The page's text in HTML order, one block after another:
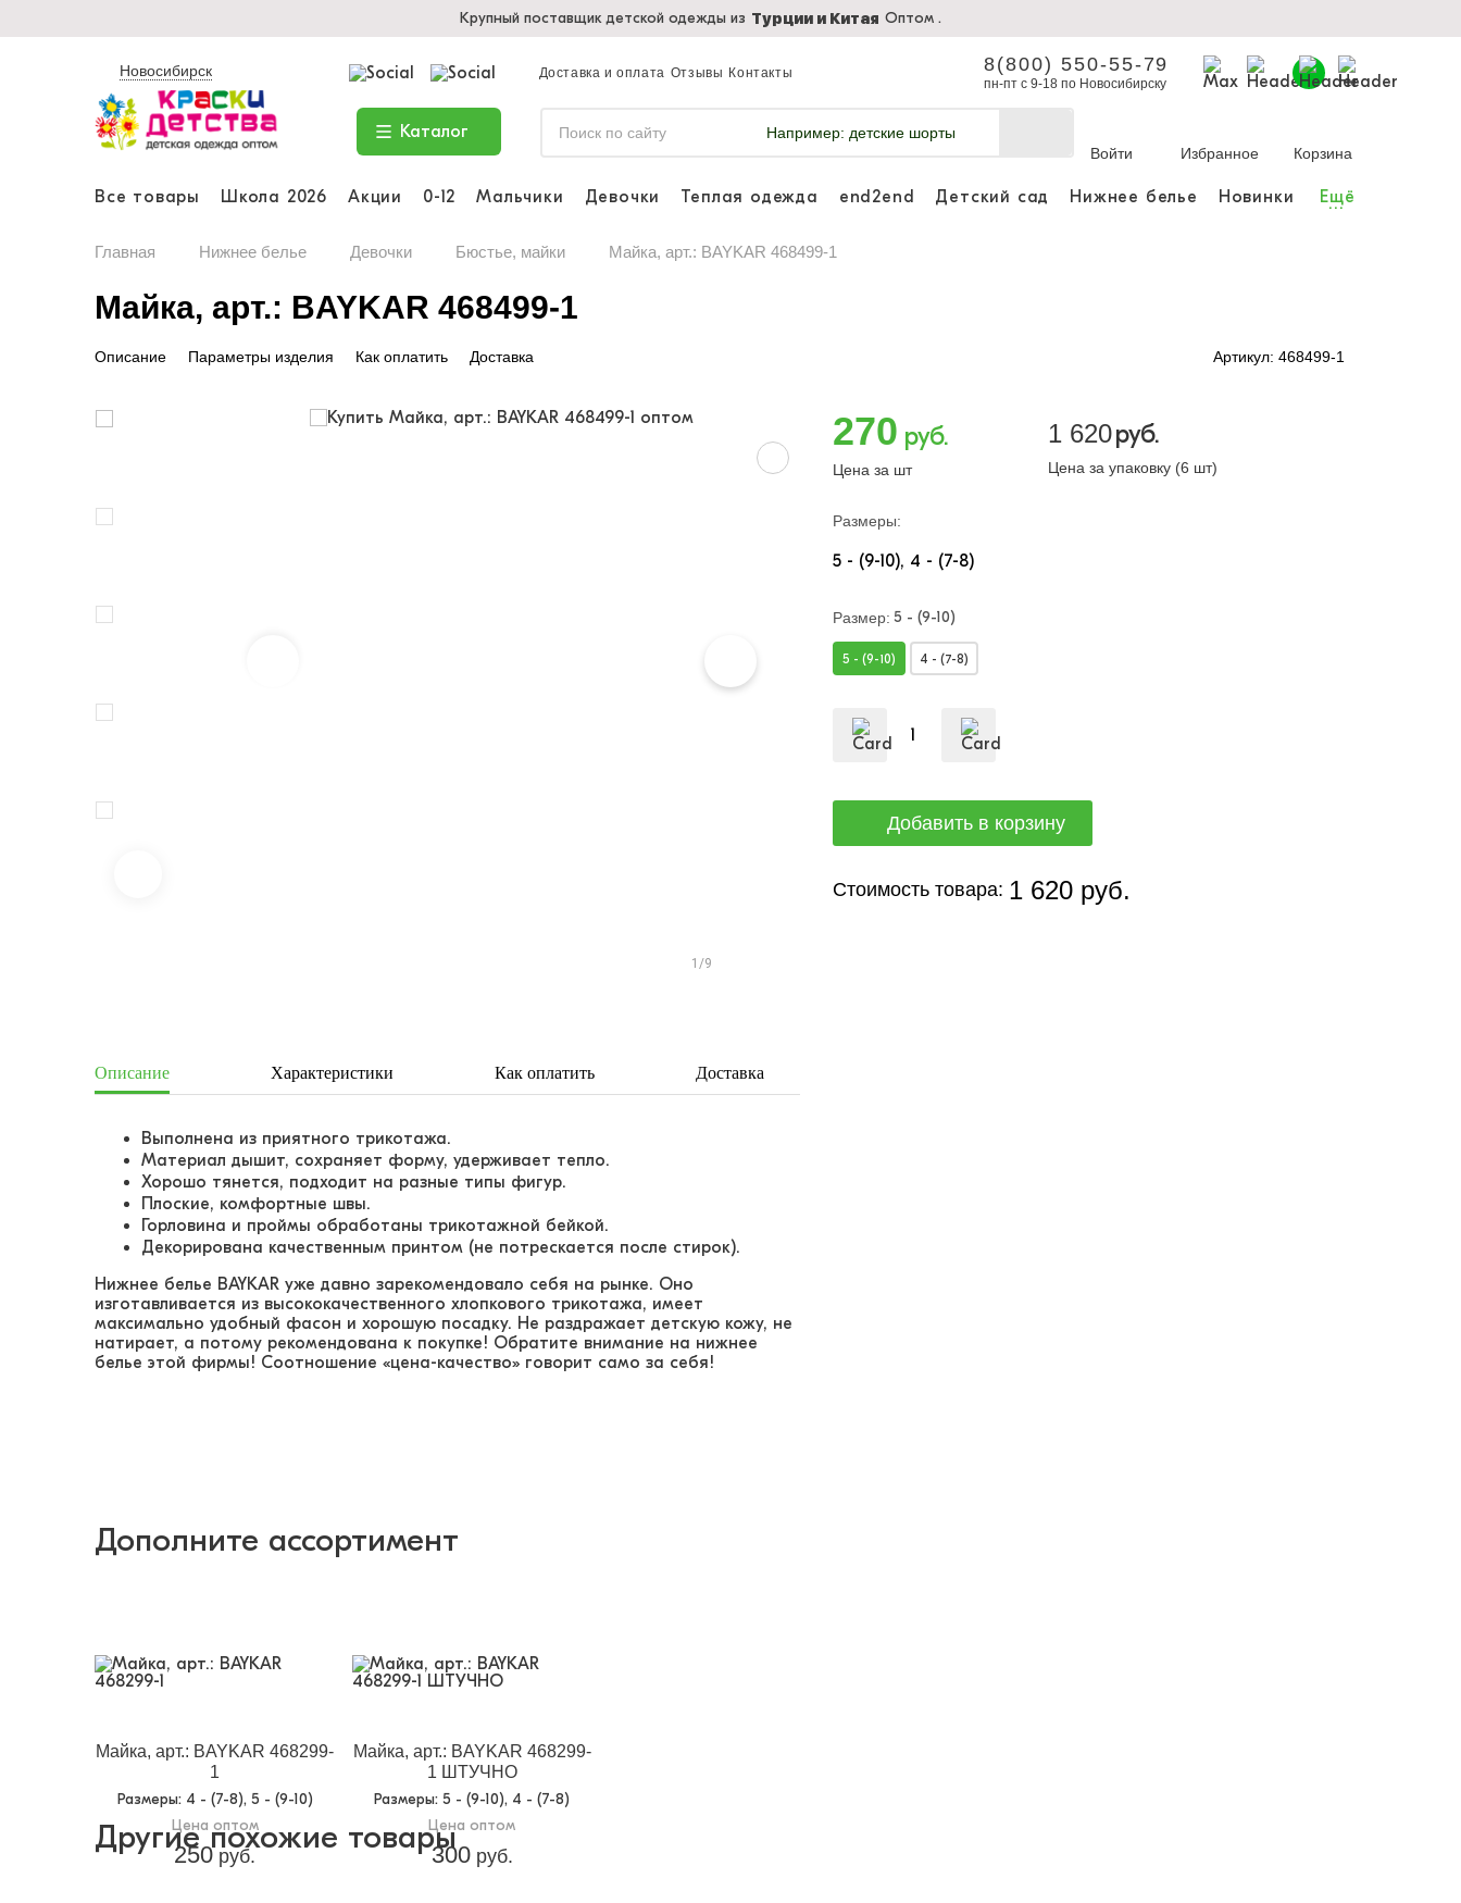
Крупный поставщик детской одежды из Турции и Китая Оптом .
Новосибирск Доставка и оплата Отзывы Контакты 8(800) 550-55-79
пн-пт с 9-18 по Новосибирску
Каталог Например: детские шорты
Войти
Избранное Корзина
Все товары Школа 2026 Акции 0-12 Мальчики Девочки Теплая одежда end2end Детский сад Нижнее белье Новинки Ещё
...
Главная Нижнее белье Девочки Бюстье, майки Майка, арт.: BAYKAR 468499-1
Майка, арт.: BAYKAR 468499-1
Описание Параметры изделия Как оплатить Доставка Артикул: 468499-1
1/9
270 руб.
Цена за шт
1 620руб.
Цена за упаковку (6 шт)
Размеры:
5 - (9-10) 4 - (7-8)
Размер: 5 - (9-10)
5 - (9-10) 4 - (7-8)
Стоимость товара: 1 620 руб.
Описание Характеристики Как оплатить Доставка
Выполнена из приятного трикотажа.
Материал дышит, сохраняет форму, удерживает тепло.
Хорошо тянется, подходит на разные типы фигур.
Плоские, комфортные швы.
Горловина и проймы обработаны трикотажной бейкой.
Декорирована качественным принтом (не потрескается после стирок).
Нижнее белье BAYKAR уже давно зарекомендовало себя на рынке. Оно
изготавливается из высококачественного хлопкового трикотажа, имеет
максимально удобный фасон и хорошую посадку. Не раздражает детскую кожу, не
натирает, а потому рекомендована к покупке! Обратите внимание на нижнее
белье этой фирмы! Соотношение «цена-качество» говорит само за себя!
Дополните ассортимент
Майка, арт.: BAYKAR 468299-
1
Размеры: 4 - (7-8), 5 - (9-10)
Цена оптом
250 руб.
Майка, арт.: BAYKAR 468299-
1 ШТУЧНО
Размеры: 5 - (9-10), 4 - (7-8)
Цена оптом
300руб.
Другие похожие товары